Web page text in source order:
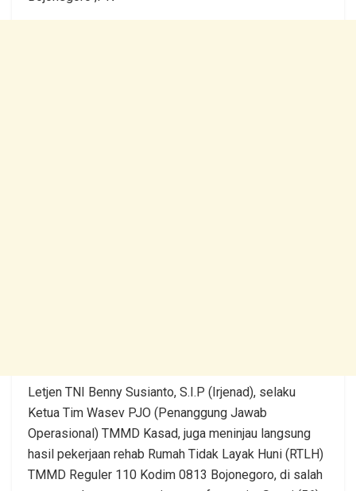
Letjen TNI Benny Susianto, S.I.P (Irjenad), selaku
Ketua Tim Wasev PJO (Penanggung Jawab
Operasional) TMMD Kasad, juga meninjau langsung
hasil pekerjaan rehab Rumah Tidak Layak Huni (RTLH)
TMMD Reguler 110 Kodim 0813 Bojonegoro, di salah